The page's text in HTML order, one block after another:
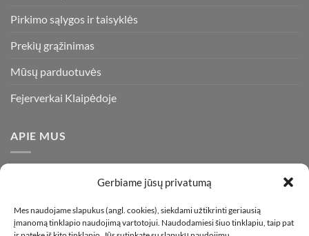
Gerbiame jūsų privatumą
Mes naudojame slapukus (angl. cookies), siekdami užtikrinti geriausią
įmanomą tinklapio naudojimą vartotojui. Naudodamiesi šiuo tinklapiu, taip pat
Pirkimo sąlygos ir taisyklės
Prekių grąžinimas
Mūsų parduotuvės
Fejerverkai Klaipėdoje
APIE MUS
visada stengiamės pasiūlyti tik kokybiškiausius ir geriausius
gaminius už bene mažiausią kainą rinkoje. Prekes pristatome
visoje Lietuvoje.